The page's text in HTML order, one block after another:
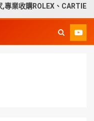
購ROLEX、CARTIER現金